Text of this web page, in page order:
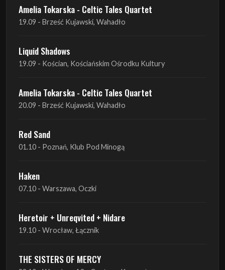
Amelia Tokarska - Celtic Tales Quartet
19.09 - Brześć Kujawski, Wahadło
Liquid Shadows
19.09 - Kościan, Kościańskim Ośrodku Kultury
Amelia Tokarska - Celtic Tales Quartet
20.09 - Brześć Kujawski, Wahadło
Red Sand
01.10 - Poznań, Klub Pod Minogą
Haken
07.10 - Warszawa, Oczki
Heretoir + Unreqvited + Nidare
19.10 - Wrocław, Łącznik
THE SISTERS OF MERCY